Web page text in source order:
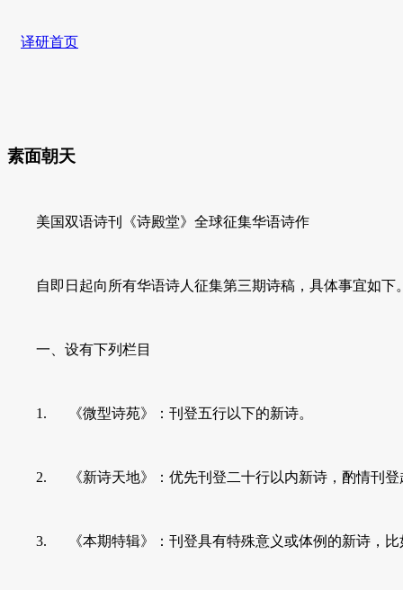
译研首页
素面朝天
美国双语诗刊《诗殿堂》全球征集华语诗作
自即日起向所有华语诗人征集第三期诗稿，具体事宜如下
一、设有下列栏目
1. 《微型诗苑》：刊登五行以下的新诗。
2. 《新诗天地》：优先刊登二十行以内新诗，酌情刊登
3. 《本期特辑》：刊登具有特殊意义或体例的新诗，比